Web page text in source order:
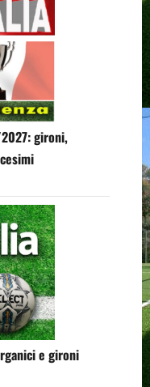
gironi,
e gironi